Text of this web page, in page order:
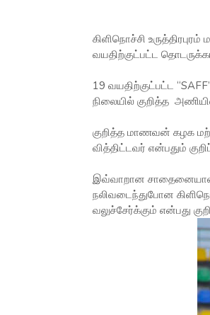
கிளிநொச்சி
வயதிற்குட்பட்ட
19 வயதிற்குட்பட்ட
நிலையில் குறித்த
குறித்த மாணவன் கழக
வித்திட்டவர் என்பதும்
இவ்வாறான
நலிவடைந்துபோன
வலுச்சேர்க்கும் என்பது